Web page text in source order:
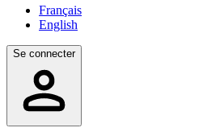
Français
English
Se connecter